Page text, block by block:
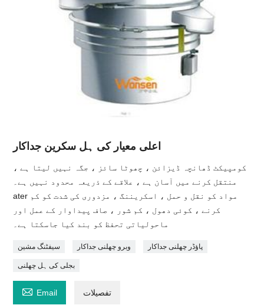
اعلی معیار کی ہل سکرین جداکار
کومپیکٹ ڈھانچہ ڈیزائن ، چھوٹا سائز ، جگہ نہیں لیتا ہے ،
منتقل کرنے میں آسان ہے ، علاقے کے ذریعہ محدود نہیں ہے۔
ater مواد کو نقل و حمل ، اسکریننگ ، مزدوری کی شدت کو کم
کرنے ، کوئی دھول ، کم شور ، صاف پیداوار کے عمل اور
ماحولیاتی تحفظ کو بند کیا جاسکتا ہے۔
سیفٹنگ مشین وبرو چھلنی جداکار پاؤڈر چھلنی جداکار
بجلی کی ہل چھلنی
 Email تفصیلات